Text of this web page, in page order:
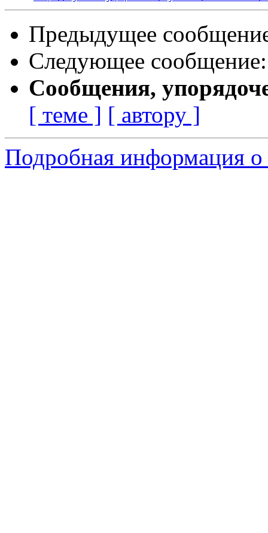
Предыдущее
Следующее
Сообщения,
[ теме ] [ автору ]
Подробная информация